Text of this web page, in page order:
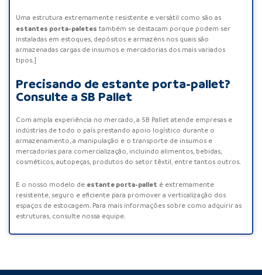
Uma estrutura extremamente resistente e versátil como são as
estantes porta-paletes também se destacam porque podem ser
instaladas em estoques, depósitos e armazéns nos quais são
armazenadas cargas de insumos e mercadorias dos mais variados
tipos.]
Precisando de estante porta-pallet?
Consulte a SB Pallet
Com ampla experiência no mercado, a SB Pallet atende empresas e
indústrias de todo o país prestando apoio logístico durante o
armazenamento, a manipulação e o transporte de insumos e
mercadorias para comercialização, incluindo alimentos, bebidas,
cosméticos, autopeças, produtos do setor têxtil, entre tantos outros.
E o nosso modelo de estante porta-pallet é extremamente
resistente, seguro e eficiente para promover a verticalização dos
espaços de estocagem. Para mais informações sobre como adquirir as
estruturas, consulte nossa equipe.